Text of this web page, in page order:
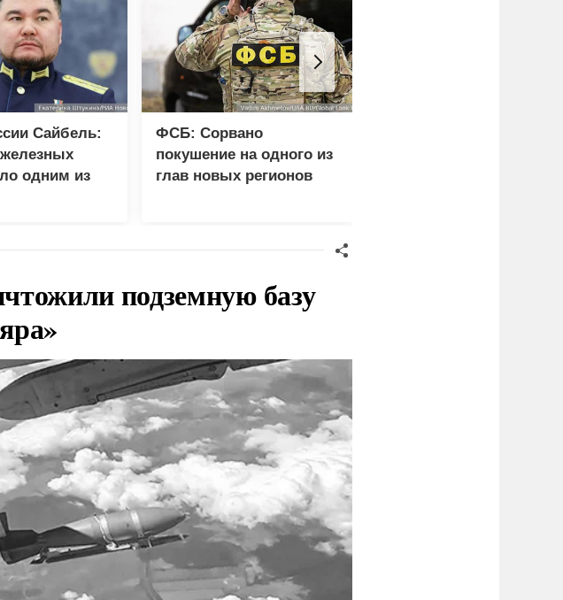
Сайбель:
железных
одним из
ФСБ: Сорвано
покушение на одного из
глав новых регионов
подземную базу